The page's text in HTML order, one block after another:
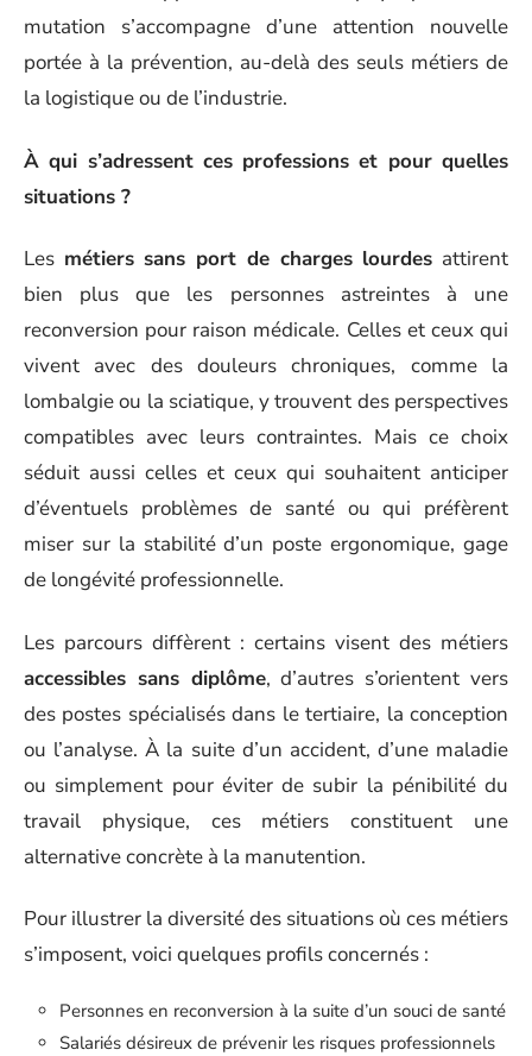
mutation s’accompagne d’une attention nouvelle
portée à la prévention, au-delà des seuls métiers de
la logistique ou de l’industrie.
À qui s’adressent ces professions et pour quelles
situations ?
Les métiers sans port de charges lourdes attirent
bien plus que les personnes astreintes à une
reconversion pour raison médicale. Celles et ceux qui
vivent avec des douleurs chroniques, comme la
lombalgie ou la sciatique, y trouvent des perspectives
compatibles avec leurs contraintes. Mais ce choix
séduit aussi celles et ceux qui souhaitent anticiper
d’éventuels problèmes de santé ou qui préfèrent
miser sur la stabilité d’un poste ergonomique, gage
de longévité professionnelle.
Les parcours diffèrent : certains visent des métiers
accessibles sans diplôme, d’autres s’orientent vers
des postes spécialisés dans le tertiaire, la conception
ou l’analyse. À la suite d’un accident, d’une maladie
ou simplement pour éviter de subir la pénibilité du
travail physique, ces métiers constituent une
alternative concrète à la manutention.
Pour illustrer la diversité des situations où ces métiers
s’imposent, voici quelques profils concernés :
Personnes en reconversion à la suite d’un souci de santé
Salariés désireux de prévenir les risques professionnels